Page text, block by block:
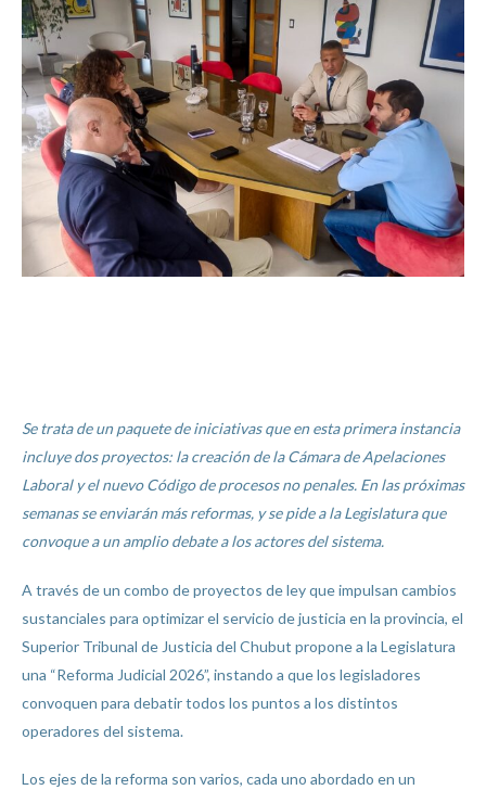
Se trata de un paquete de iniciativas que en esta primera instancia
incluye dos proyectos: la creación de la Cámara de Apelaciones
Laboral y el nuevo Código de procesos no penales. En las próximas
semanas se enviarán más reformas, y se pide a la Legislatura que
convoque a un amplio debate a los actores del sistema.
A través de un combo de proyectos de ley que impulsan cambios
sustanciales para optimizar el servicio de justicia en la provincia, el
Superior Tribunal de Justicia del Chubut propone a la Legislatura
una “Reforma Judicial 2026”, instando a que los legisladores
convoquen para debatir todos los puntos a los distintos
operadores del sistema.
Los ejes de la reforma son varios, cada uno abordado en un